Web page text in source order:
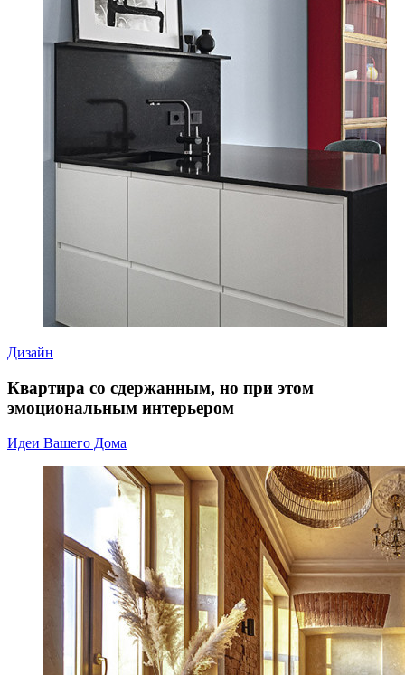
Дизайн
Квартира со сдержанным, но при этом
эмоциональным интерьером
Идеи Вашего Дома